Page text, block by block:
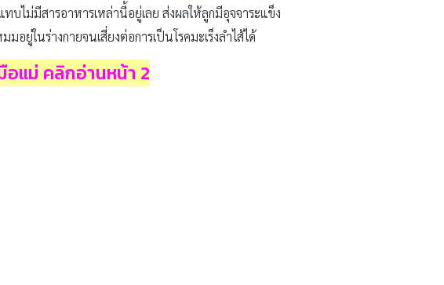
ไม่มีสารอาหารเหล่านี้อยู่เลย ส่งผลให้ลูกมีอุจจาระแข็ง
ยู่ในร่างกายจนเสี่ยงต่อการเป็นโรคมะเร็งลำไส้ได้
แม่ คลิกอ่านหน้า 2